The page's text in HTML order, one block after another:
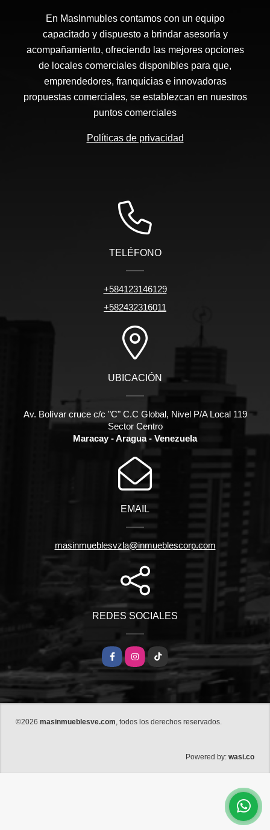
En MasInmubles contamos con un equipo
capacitado y dispuesto a brindar asesoría y
acompañamiento, ofreciendo las mejores opciones
de locales comerciales disponibles para que,
emprendedores, franquicias e innovadoras
propuestas comerciales, se establezcan en nuestros
puntos comerciales
Políticas de privacidad
TELÉFONO
+584123146129
+582432316011
UBICACIÓN
Av. Bolívar cruce c/c "C" C.C Global, Nivel P/A Local 119
Sector Centro
Maracay - Aragua - Venezuela
EMAIL
masinmueblesvzla@inmueblescorp.com
REDES SOCIALES
FacebookInstagramTikTok
©2026 masinmueblesve.com , todos los derechos reservados.
Powered by: wasi.co